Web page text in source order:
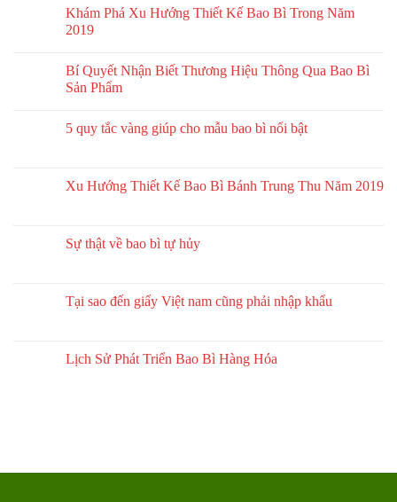
Khám Phá Xu Hướng Thiết Kế Bao Bì Trong Năm
2019
Bí Quyết Nhận Biết Thương Hiệu Thông Qua Bao Bì
Sản Phẩm
5 quy tắc vàng giúp cho mẫu bao bì nổi bật
Xu Hướng Thiết Kế Bao Bì Bánh Trung Thu Năm 2019
Sự thật về bao bì tự hủy
Tại sao đến giấy Việt nam cũng phải nhập khẩu
Lịch Sử Phát Triển Bao Bì Hàng Hóa